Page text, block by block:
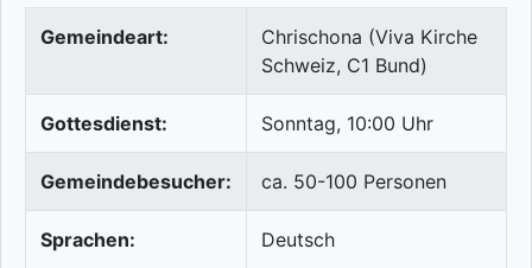
Gemeindeart:
Chrischona (Viva Kirche
Schweiz, C1 Bund)
Gottesdienst: Sonntag, 10:00 Uhr
Gemeindebesucher: ca. 50-100 Personen
Sprachen: Deutsch